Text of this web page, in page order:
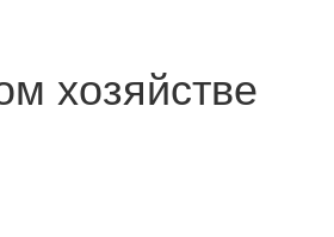
хозяйстве